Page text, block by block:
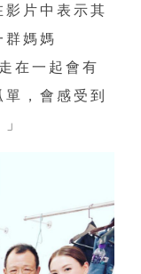
片中表示其
群媽媽
在一起會有
，會感受到